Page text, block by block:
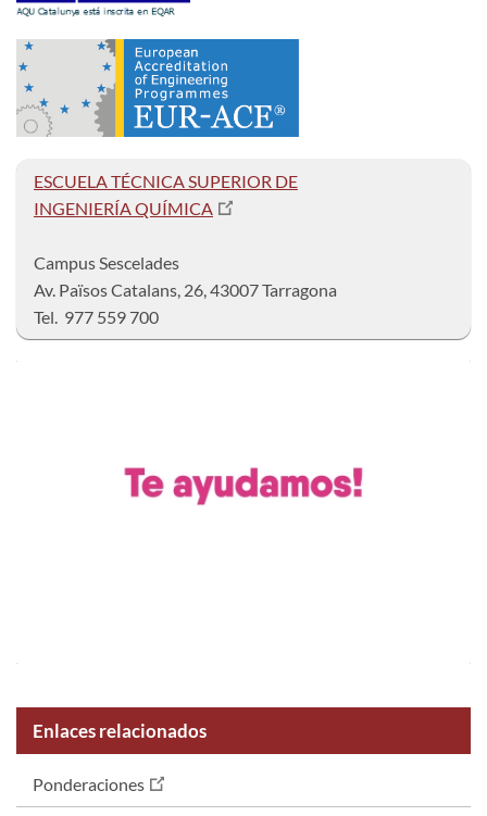
ESCUELA TÉCNICA SUPERIOR DE
INGENIERÍA QUÍMICA
Campus
Av. Països Catalans, 26, 43007 Tarragona
Tel. 977 559 700
Enlaces relacionados
Ponderaciones